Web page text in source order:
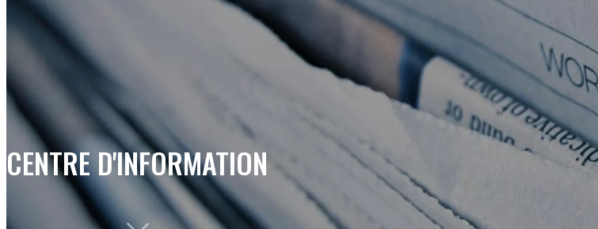
CENTRE D'INFORMATION